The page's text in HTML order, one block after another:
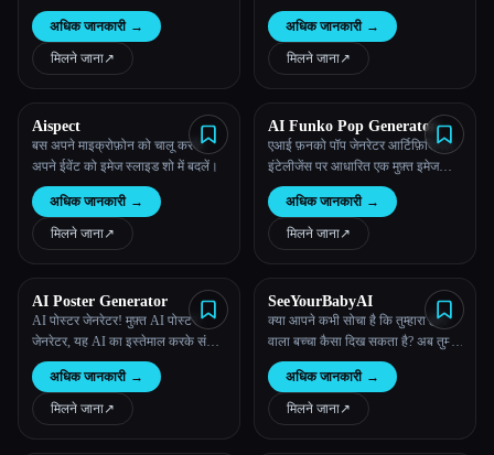
अधिक जानकारी →
मिलने जाना↗︎
करना।
अधिक जानकारी →
मिलने जाना↗︎
Aispect
बस अपने माइक्रोफ़ोन को चालू करके
अपने ईवेंट को इमेज स्लाइड शो में बदलें।
अधिक जानकारी →
मिलने जाना↗︎
AI Funko Pop Generator
एआई फ़नको पॉप जेनरेटर आर्टिफ़िशियल
इंटेलीजेंस पर आधारित एक मुफ़्त इमेज
जनरेटर है।
अधिक जानकारी →
मिलने जाना↗︎
AI Poster Generator
AI पोस्टर जेनरेटर! मुफ़्त AI पोस्टर
जेनरेटर, यह AI का इस्तेमाल करके संकेत
भरे शब्दों से पोस्टर बनाता है
अधिक जानकारी →
मिलने जाना↗︎
SeeYourBabyAI
क्या आपने कभी सोचा है कि तुम्हारा होने
वाला बच्चा कैसा दिख सकता है? अब तुम्हेंं
इसकी ज़रूरत नहीं है, तुम इसे देख सकते
हो!
अधिक जानकारी →
मिलने जाना↗︎